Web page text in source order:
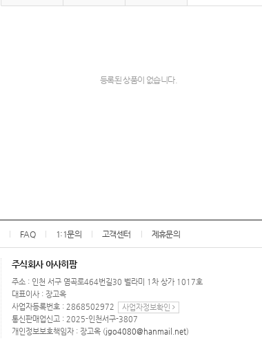
등록된 상품이 없습니다.
FAQ 1:1문의 고객센터 제휴문의
주식회사 아사히팜
주소 : 인천 서구 염곡로464번길30 벨라미 1차 상가 1017호
대표이사 : 장고옥
사업자등록번호 : 2868502972
사업자정보확인
통신판매업신고 : 2025-인천서구-3807
개인정보보호책임자 : 장고옥 (jgo4080@hanmail.net)